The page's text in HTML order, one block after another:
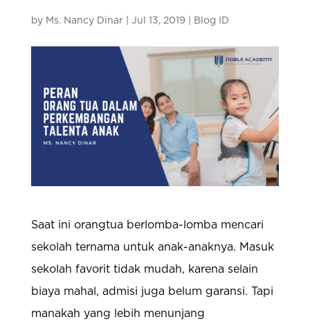
by Ms. Nancy Dinar| Jul 13, 2019| Blog ID
Saat ini orangtua berlomba-lomba mencari
sekolah ternama untuk anak-anaknya. Masuk
sekolah favorit tidak mudah, karena selain
biaya mahal, admisi juga belum garansi. Tapi
manakah yang lebih menunjang